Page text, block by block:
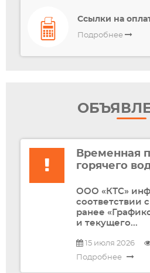
Ссылки на
Подробнее
Временная
горячего
ООО «КТС»
соответствии
ранее
и текущего...
15 июля 2026
Подробнее